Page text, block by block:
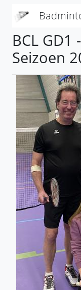
BCL
Seizoen